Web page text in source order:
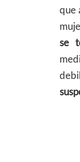
que
se